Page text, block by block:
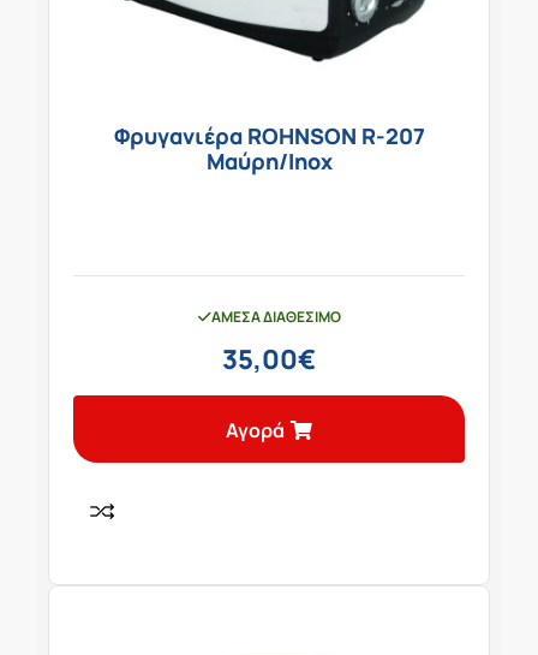
Φρυγανιέρα ROHNSON R-207
Μαύρη/Inox
ΆΜΕΣΑ ΔΙΑΘΈΣΙΜΟ
35,00€
Αγορά